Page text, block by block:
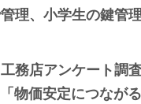
理、小学生の鍵管
務店アンケート調
物価安定につなが